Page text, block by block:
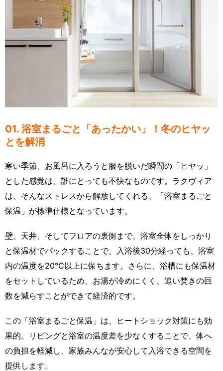
01. 浴室まるごと「あったかい」！冬のヒヤッ
とを解消
寒い季節、お風呂に入ろうと服を脱いだ瞬間の「ヒヤッ」
とした感覚は、誰にとっても不快なものです。ラクヴィア
は、そんなストレスから解放してくれる、「浴室まるごと
保温」が標準仕様となっています。
壁、天井、そしてフロアの裏側まで、浴室全体をしっかり
と保温材でパックすることで、入浴後30分経っても、浴室
内の温度を20℃以上に保ちます。さらに、浴槽にも保温材
をセットしているため、お湯が冷めにくく、追い焚きの回
数を減らすことができて経済的です。
この「浴室まるごと保温」は、ヒートショック対策にも効
果的。リビングと浴室の温度差を少なくすることで、体へ
の負担を軽減し、家族みんなが安心して入浴できる空間を
提供します。